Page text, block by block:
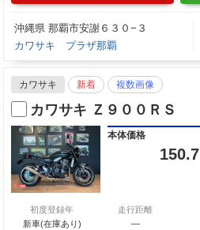
沖縄県 那覇市安謝６３０−３
カワサキ プラザ那覇
カワサキ 新着 複数画像
カワサキ Ｚ９００ＲＳ
本体価格
150.7
初度登録年
新車(在庫あり)
走行距離
―